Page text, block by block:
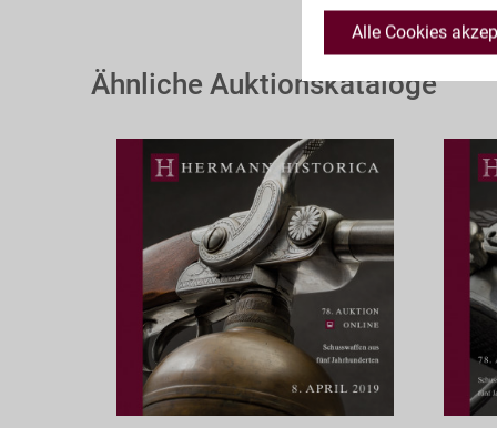
Ähnliche Auktionskataloge
O78s A78s
Alle Cookies